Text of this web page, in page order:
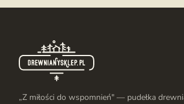
„Z miłości do wspomnień" — pudełka